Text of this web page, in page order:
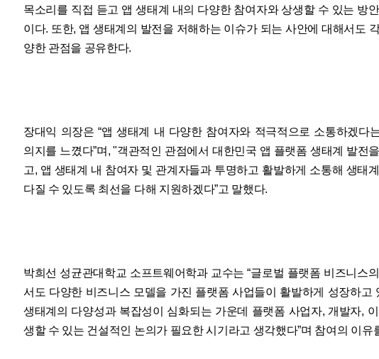
목소리를 직접 듣고 앱 생태계 내의 다양한 참여자와 상생할 수 있는 방
이다. 또한, 앱 생태계의 발전을 저해하는 이슈가 되는 사안에 대해서도
양한 관점을 공유한다.
장대익 의장은 “앱 생태계 내 다양한 참여자와 적극적으로 소통하겠다
의지를 느꼈다”며, "객관적인 관점에서 대한민국 앱 플랫폼 생태계 발전
고, 앱 생태계 내 참여자 및 관계자들과 투명하고 활발하게 소통해 생태
다질 수 있도록 최선을 다해 지원하겠다”고 말했다.
박희선 성균관대학교 소프트웨어학과 교수는 “글로벌 플랫폼 비즈니스
서도 다양한 비즈니스 모델을 가진 플랫폼 사업들이 활발하게 성장하고
생태계의 다양성과 복잡성이 심화되는 가운데 플랫폼 사업자, 개발자,
생할 수 있는 건설적인 논의가 필요한 시기라고 생각했다”며 참여의 이유